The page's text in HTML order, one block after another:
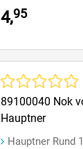
4,95
Gemiddelde
89100040 Nok
Hauptner
Hauptner Rund